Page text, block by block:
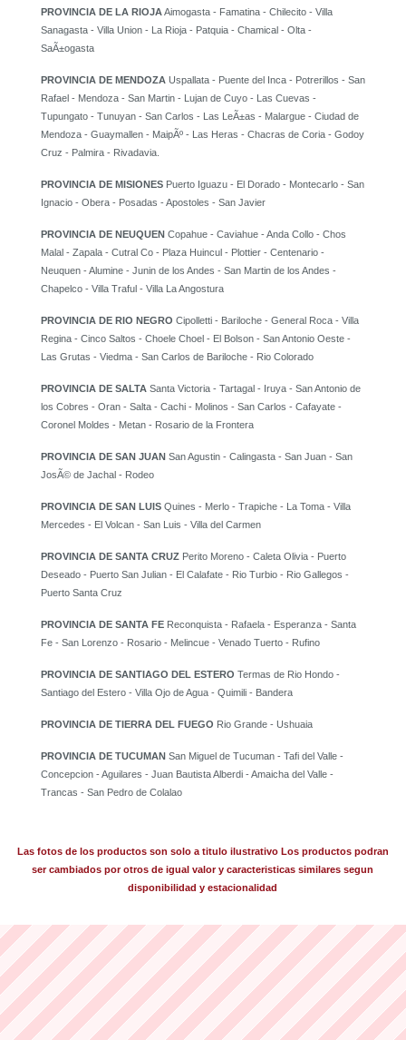
PROVINCIA DE LA RIOJAAimogasta - Famatina - Chilecito - Villa
Sanagasta - Villa Union - La Rioja - Patquia - Chamical - Olta -
SaÃ±ogasta
PROVINCIA DE MENDOZA Uspallata - Puente del Inca - Potrerillos - San
Rafael - Mendoza - San Martin - Lujan de Cuyo - Las Cuevas -
Tupungato - Tunuyan - San Carlos - Las LeÃ±as - Malargue - Ciudad de
Mendoza - Guaymallen - MaipÃº - Las Heras - Chacras de Coria - Godoy
Cruz - Palmira - Rivadavia.
PROVINCIA DE MISIONES Puerto Iguazu - El Dorado - Montecarlo - San
Ignacio - Obera - Posadas - Apostoles - San Javier
PROVINCIA DE NEUQUEN Copahue - Caviahue - Anda Collo - Chos
Malal - Zapala - Cutral Co - Plaza Huincul - Plottier - Centenario -
Neuquen - Alumine - Junin de los Andes - San Martin de los Andes -
Chapelco - Villa Traful - Villa La Angostura
PROVINCIA DE RIO NEGRO Cipolletti - Bariloche - General Roca - Villa
Regina - Cinco Saltos - Choele Choel - El Bolson - San Antonio Oeste -
Las Grutas - Viedma - San Carlos de Bariloche - Rio Colorado
PROVINCIA DE SALTA Santa Victoria - Tartagal - Iruya - San Antonio de
los Cobres - Oran - Salta - Cachi - Molinos - San Carlos - Cafayate -
Coronel Moldes - Metan - Rosario de la Frontera
PROVINCIA DE SAN JUAN San Agustin - Calingasta - San Juan - San
JosÃ© de Jachal - Rodeo
PROVINCIA DE SAN LUIS Quines - Merlo - Trapiche - La Toma - Villa
Mercedes - El Volcan - San Luis - Villa del Carmen
PROVINCIA DE SANTA CRUZ Perito Moreno - Caleta Olivia - Puerto
Deseado - Puerto San Julian - El Calafate - Rio Turbio - Rio Gallegos -
Puerto Santa Cruz
PROVINCIA DE SANTA FE Reconquista - Rafaela - Esperanza - Santa
Fe - San Lorenzo - Rosario - Melincue - Venado Tuerto - Rufino
PROVINCIA DE SANTIAGO DEL ESTERO Termas de Rio Hondo -
Santiago del Estero - Villa Ojo de Agua - Quimili - Bandera
PROVINCIA DE TIERRA DEL FUEGO Rio Grande - Ushuaia
PROVINCIA DE TUCUMAN San Miguel de Tucuman - Tafi del Valle -
Concepcion - Aguilares - Juan Bautista Alberdi - Amaicha del Valle -
Trancas - San Pedro de Colalao
Las fotos de los productos son solo a titulo ilustrativo Los productos podran
ser cambiados por otros de igual valor y caracteristicas similares segun
disponibilidad y estacionalidad